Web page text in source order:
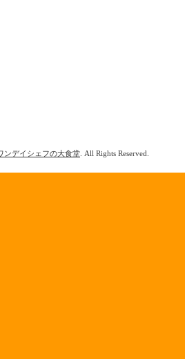
ンデイシェフの大食堂 . All Rights Reserved.